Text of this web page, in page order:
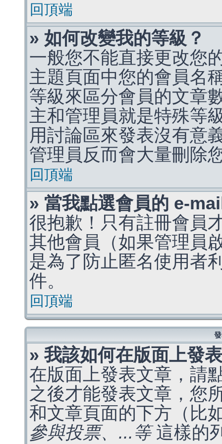
回頂端
» 如何改變我的等級？
一般您不能直接更改您
主題頁面中您的會員名
等級來區分會員的文章
主和管理員就是特殊等
用討論區來發表沒有意
管理員反而會大量刪除
回頂端
» 當我點選會員的 e-
很抱歉！只有註冊會員
其他會員（如果管理員
是為了防止匿名使用者
件。
回頂端
» 我該如何在版面上發
在版面上發表文章，請
之後才能發表文章，您
和文章頁面的下方（比
參與投票、...等這樣的